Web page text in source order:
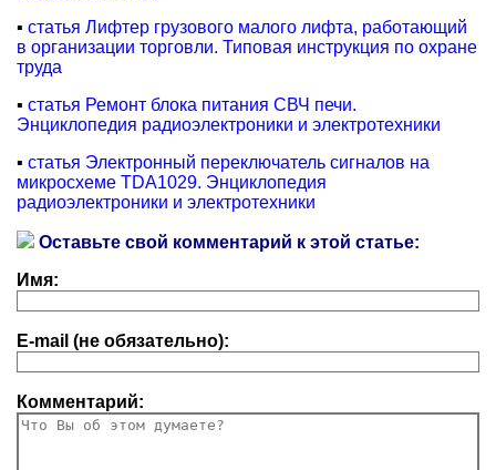
▪ статья Лифтер грузового малого лифта, работающий
в организации торговли. Типовая инструкция по охране
труда
▪ статья Ремонт блока питания СВЧ печи.
Энциклопедия радиоэлектроники и электротехники
▪ статья Электронный переключатель сигналов на
микросхеме TDA1029. Энциклопедия
радиоэлектроники и электротехники
Оставьте свой комментарий к этой статье:
Имя:
E-mail (не обязательно):
Комментарий: